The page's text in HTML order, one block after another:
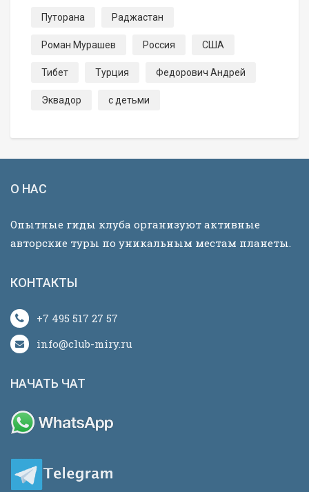
Путорана Раджастан
Роман Мурашев Россия США
Тибет Турция Федорович Андрей
Эквадор с детьми
О НАС
Опытные гиды клуба организуют активные
авторские туры по уникальным местам планеты.
КОНТАКТЫ
+7 495 517 27 57
info@club-miry.ru
НАЧАТЬ ЧАТ